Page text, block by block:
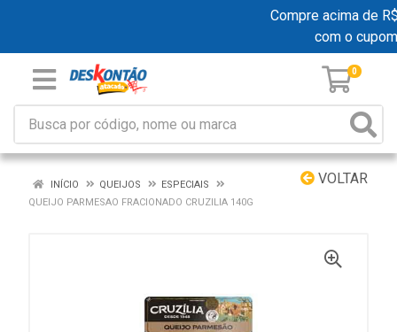
Compre acima de
com o
0
VOLTAR
INÍCIO QUEIJOS
ESPECIAIS
QUEIJO PARMESAO FRACIONADO CRUZILIA 140G